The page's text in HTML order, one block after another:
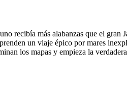
recibía más alabanzas que el
un viaje épico por mares
los mapas y empieza la